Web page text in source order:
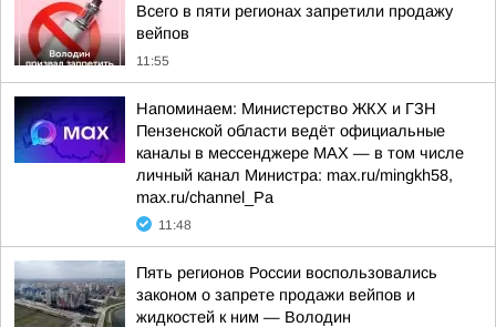
Всего в пяти регионах запретили продажу
вейпов
11:55
Напоминаем: Министерство ЖКХ и ГЗН
Пензенской области ведёт официальные
каналы в мессенджере МАХ — в том числе
личный канал Министра: max.ru/mingkh58,
max.ru/channel_Pa
11:48
Пять регионов России воспользовались
законом о запрете продажи вейпов и
жидкостей к ним — Володин